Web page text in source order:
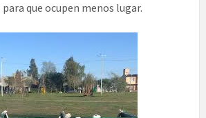
que ocupen menos lugar.